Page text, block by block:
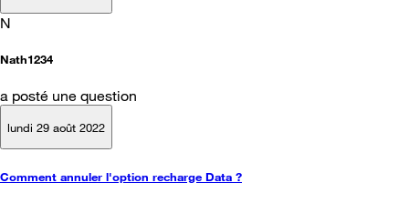
N
Nath1234
a posté une question
lundi 29 août 2022
Comment annuler l'option recharge Data ?